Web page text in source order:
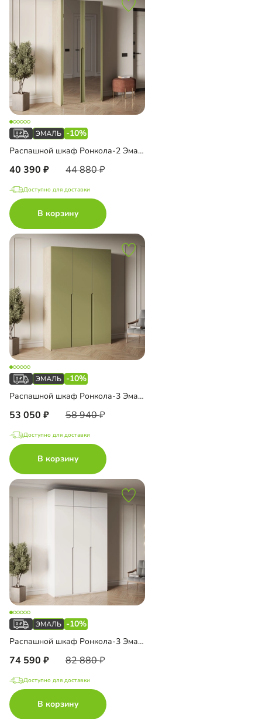
-10%
Распашной шкаф Ронкола-2 Эмаль с зеркалом
40 390 44 880
Доступно для доставки
В корзину
-10%
Распашной шкаф Ронкола-3 Эмаль
53 050 58 940
Доступно для доставки
В корзину
-10%
Распашной шкаф Ронкола-3 Эмаль с антресолью
74 590 82 880
Доступно для доставки
В корзину